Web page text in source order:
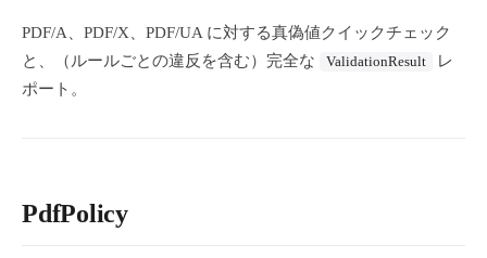
PDF/A、PDF/X、PDF/UA に対する真偽値クイックチェック
と、（ルールごとの違反を含む）完全な
ValidationResult
レ
ポート。
PdfPolicy